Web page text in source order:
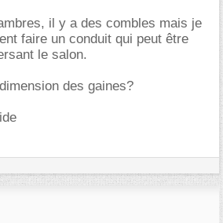
il y a des combles mais je
faire un conduit qui peut être
le salon.
des gaines?